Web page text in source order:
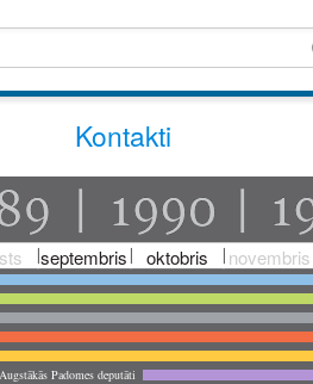
Kontakti
septembris oktobris novembris
Padomes deputāti